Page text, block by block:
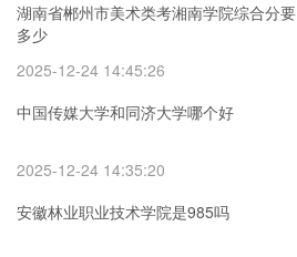
湖南省郴州市美术类考湘南学院综合分要
多少
2025-12-24 14:45:26
中国传媒大学和同济大学哪个好
2025-12-24 14:35:20
安徽林业职业技术学院是985吗